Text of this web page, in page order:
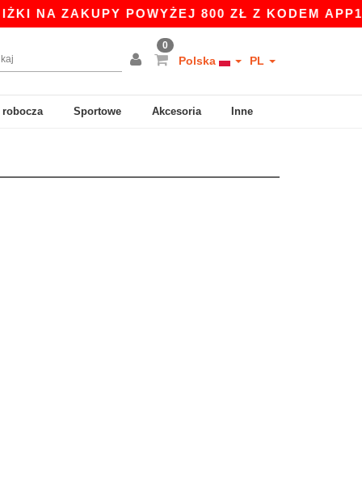
ZAKUPY POWYŻEJ 800 ZŁ Z KODEM APP10
0
Polska PL
robocza Sportowe Akcesoria Inne